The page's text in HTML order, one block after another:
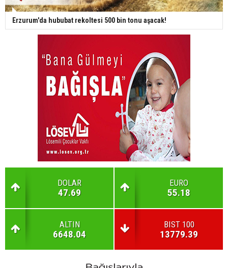
Erzurum'da hububat rekoltesi 500 bin tonu aşacak!
DOLAR
47.69
EURO
55.18
ALTIN
6648.04
BIST 100
13779.39